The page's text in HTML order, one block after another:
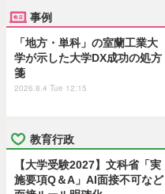
事例
「地方・単科」の室蘭工業大
学が示した大学DX成功の処方
箋
2026.8.4 Tue 12:15
教育行政
【大学受験2027】文科省「実
施要項Q＆A」AI面接不可など